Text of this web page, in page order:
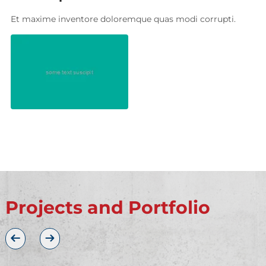
Et maxime inventore doloremque quas modi corrupti.
Projects and Portfolio